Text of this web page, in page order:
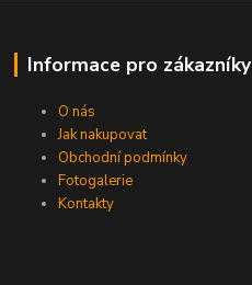
Informace pro zákazníky
O nás
Jak nakupovat
Obchodní podmínky
Fotogalerie
Kontakty